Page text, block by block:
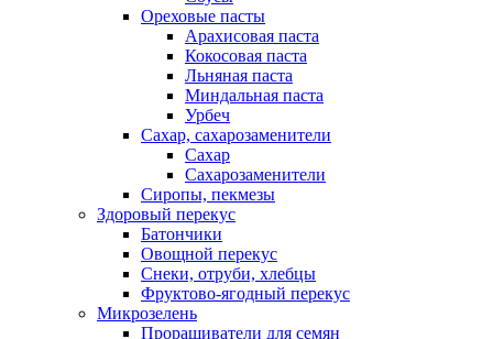
Ореховые пасты
Арахисовая паста
Кокосовая паста
Льняная паста
Миндальная паста
Урбеч
Сахар, сахарозаменители
Сахар
Сахарозаменители
Сиропы, пекмезы
Здоровый перекус
Батончики
Овощной перекус
Снеки, отруби, хлебцы
Фруктово-ягодный перекус
Микрозелень
Проращиватели для семян